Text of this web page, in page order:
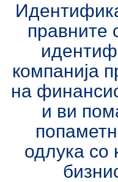
правните
компанија
на
и ви
одлука со